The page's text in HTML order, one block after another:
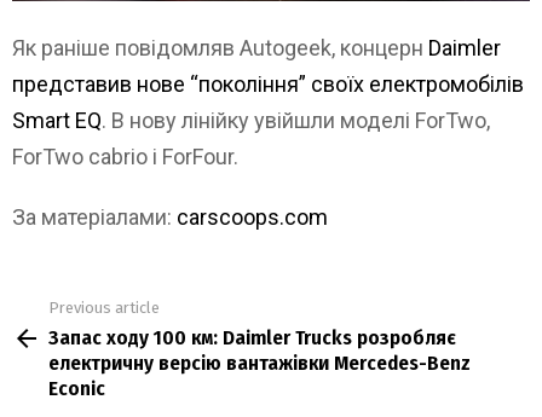
Як раніше повідомляв Autogeek, концерн Daimler
представив нове “покоління” своїх електромобілів
Smart EQ. В нову лінійку увійшли моделі ForTwo,
ForTwo cabrio і ForFour.
За матеріалами: carscoops.com
more
Previous article
Запас ходу 100 км: Daimler Trucks розробляє
електричну версію вантажівки Mercedes-Benz
Econic